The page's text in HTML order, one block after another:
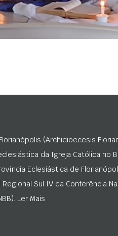
(Archidioecesis
da Igreja Católica no
Eclesiástica de
Sul IV da Conferência
Ler Mais